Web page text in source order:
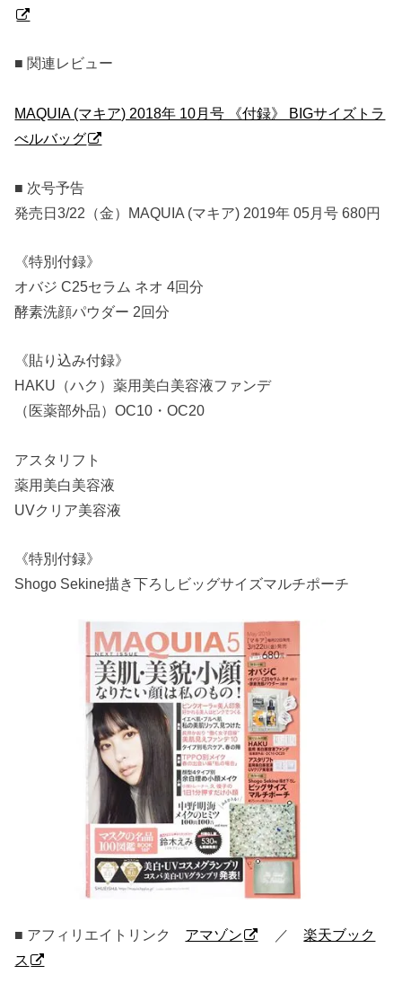
■ 関連レビュー
MAQUIA (マキア) 2018年 10月号 《付録》 BIGサイズトラ
べルバッグ
■ 次号予告
発売日3/22（金）MAQUIA (マキア) 2019年 05月号 680円
《特別付録》
オバジ C25セラム ネオ 4回分
酵素洗顔パウダー 2回分
《貼り込み付録》
HAKU（ハク）薬用美白美容液ファンデ
（医薬部外品）OC10・OC20
アスタリフト
薬用美白美容液
UVクリア美容液
《特別付録》
Shogo Sekine描き下ろしビッグサイズマルチポーチ
■ アフィリエイトリンク アマゾン ／楽天ブック
ス